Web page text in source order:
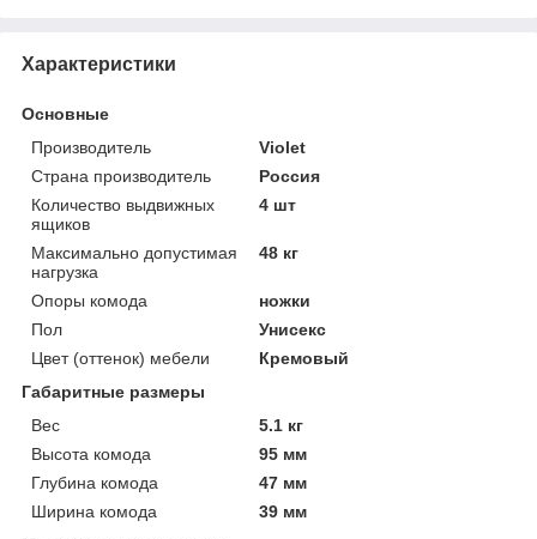
Характеристики
Основные
Производитель
Violet
Страна производитель
Россия
Количество выдвижных
ящиков
4 шт
Максимально допустимая
нагрузка
48 кг
Опоры комода
ножки
Пол
Унисекс
Цвет (оттенок) мебели
Кремовый
Габаритные размеры
Вес
5.1 кг
Высота комода
95 мм
Глубина комода
47 мм
Ширина комода
39 мм